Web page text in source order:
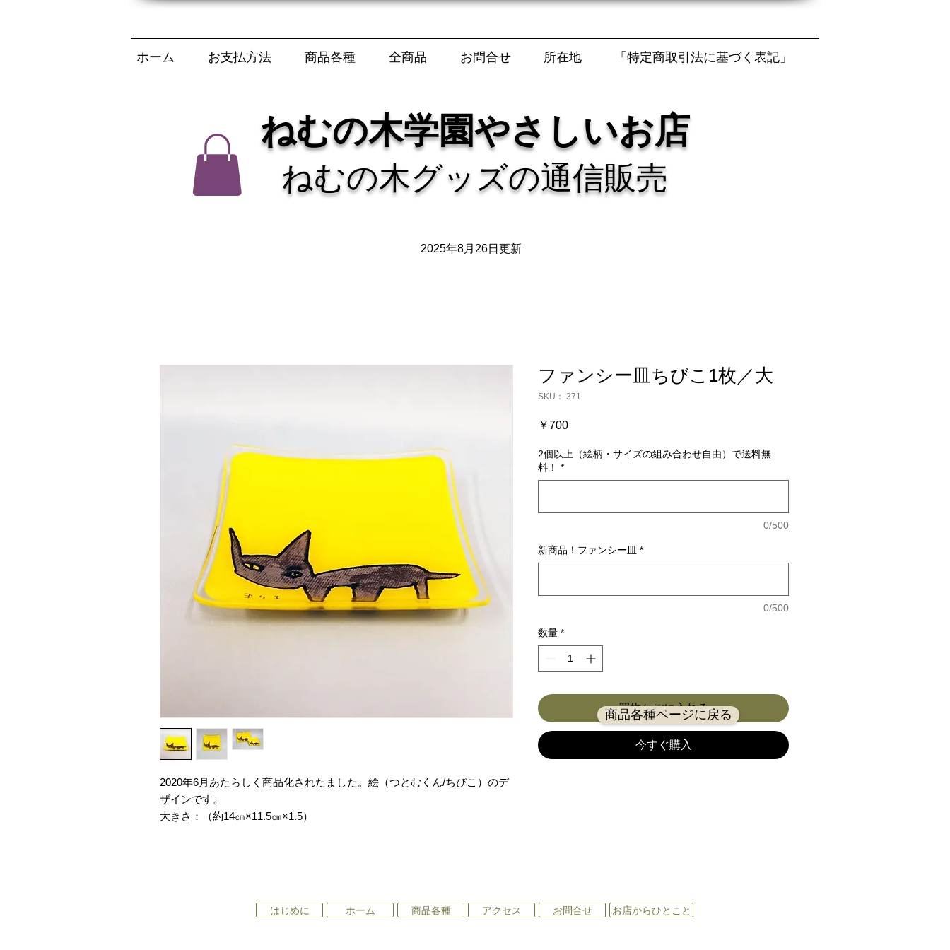
ホーム お支払方法 商品各種 全商品 お問合せ 所在地 「特定商取引法に基づく表記」
ねむの木学園やさしいお店
ねむの木グッズの通信販売
2025年8月26日更新
2020年6月あたらしく商品化されたました。絵（つとむくん/ちびこ）のデ
ザインです。
大きさ：（約14㎝×11.5㎝×1.5）
ファンシー皿ちびこ1枚／大
SKU： 371
￥700価
2個以上（絵柄・サイズの組み合わせ自由）で送料無
料！
*
0/500
新商品！ファンシー皿 *
0/500
数量 *
買物かごに入れる
今すぐ購入
商品各種ページに戻る
はじめに ホーム 商品各種 アクセス お問合せ お店からひとこと